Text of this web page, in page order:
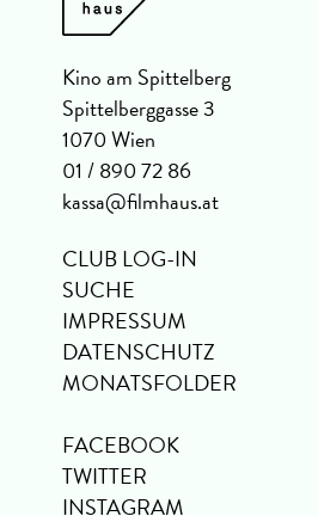
Kino am Spittelberg
Spittelberggasse 3
1070 Wien
01 / 890 72 86
kassa@filmhaus.at
CLUB LOG-IN
SUCHE
IMPRESSUM
DATENSCHUTZ
MONATSFOLDER
FACEBOOK
TWITTER
INSTAGRAM